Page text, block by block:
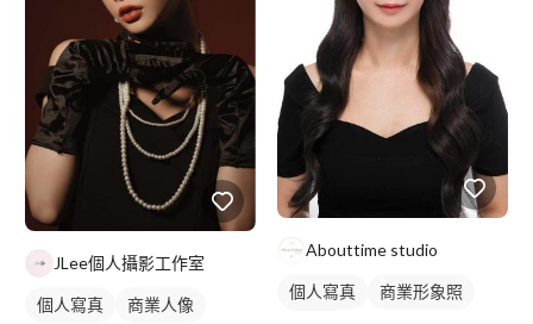
JLee個人攝影工作室
個人寫真 商業人像
Abouttime studio
個人寫真
商業形象照